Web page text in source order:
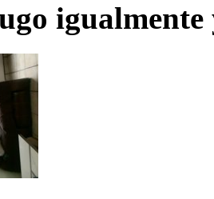
igualmente